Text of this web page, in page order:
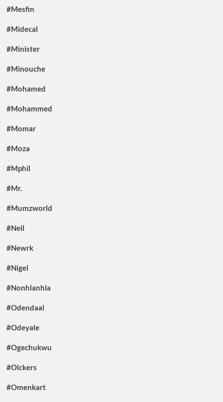
#Mesfin
#Midecal
#Minister
#Minouche
#Mohamed
#Mohammed
#Momar
#Moza
#Mphil
#Mr.
#Mumzworld
#Neil
#Newrk
#Nigel
#Nonhlanhla
#Odendaal
#Odeyale
#Ogechukwu
#Olckers
#Omenkart